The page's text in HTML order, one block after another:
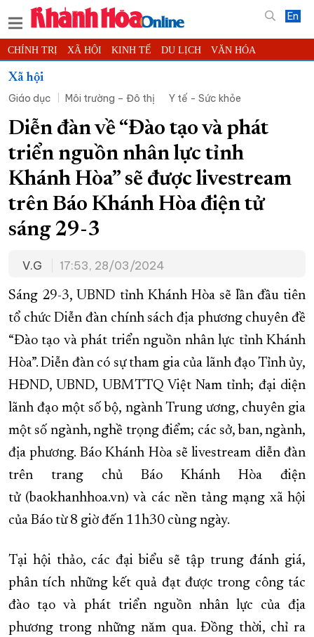
En
CHÍNH TRỊ XÃ HỘI KINH TẾ DU LỊCH VĂN HÓA
THỂ THAO
KHOA HỌC - CÔNG NGHỆ PHÁP LUẬT BẠN ĐỌC
THẾ GIỚI MULTIMEDIA VIDEO ĐỌC BÁO ONLINE
PODCAST THÔNG TIN - QUẢNG CÁO
QUY HOẠCH TỈNH KHÁNH HÒA
TRƯỜNG SA BIỂN ĐẢO QUÊ HƯƠNG
XÂY DỰNG NÔNG THÔN MỚI
TÀU - XE - MÁY BAY
KỶ NIỆM 370 NĂM XÂY DỰNG VÀ PHÁT TRIỂN TỈNH KHÁNH HÒA
KHOẢNH KHẮC ĐẸP XỨ TRẦM
XÂY DỰNG KHÁNH HÒA TRỞ THÀNH THÀNH PHỐ TRỰC THUỘC
ĐẠI HỘI ĐẢNG CÁC CẤP TRANG CHỦ VỀ BÁO KHÁNH HÒA
Xã hội
Giáo dục
Môi trường – Đô thị Y tế - Sức khỏe
Diễn đàn về “Đào tạo và phát
triển nguồn nhân lực tỉnh
Khánh Hòa” sẽ được livestream
trên Báo Khánh Hòa điện tử
sáng 29-3
V.G 17:53, 28/03/2024
Sáng 29-3, UBND tỉnh Khánh Hòa sẽ lần đầu tiên
tổ chức Diễn đàn chính sách địa phương chuyên đề
“Đào tạo và phát triển nguồn nhân lực tỉnh Khánh
Hòa”. Diễn đàn có sự tham gia của lãnh đạo Tỉnh ủy,
HĐND, UBND, UBMTTQ Việt Nam tỉnh; đại diện
lãnh đạo một số bộ, ngành Trung ương, chuyên gia
một số ngành, nghề trọng điểm; các sở, ban, ngành,
địa phương. Báo Khánh Hòa sẽ livestream diễn đàn
trên trang chủ Báo Khánh Hòa điện
tử (baokhanhhoa.vn) và các nền tảng mạng xã hội
của Báo từ 8 giờ đến 11h30 cùng ngày.
Tại hội thảo, các đại biểu sẽ tập trung đánh giá,
phân tích những kết quả đạt được trong công tác
đào tạo và phát triển nguồn nhân lực của địa
phương trong những năm qua. Đồng thời, chỉ ra